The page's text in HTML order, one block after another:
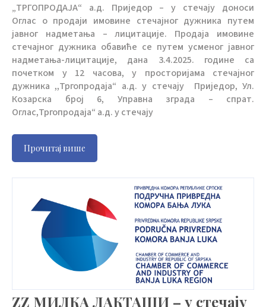
„ТРГОПРОДАЈА“ а.д. Приједор – у стечају доноси
Оглас о продаји имовине стечајног дужника путем
јавног надметања – лицитације. Продаја имовине
стечајног дужника обавиће се путем усменог јавног
надметања-лицитације, дана 3.4.2025. године са
почетком у 12 часова, у просторијама стечајног
дужника ,,Тргопродаја“ а.д. у стечају Приједор, Ул.
Козарска број 6, Управна зграда – спрат.
Оглас,Тргопродаја“ а.д. у стечају
Прочитај више
ZZ МИЛКА ЛАКТАШИ – у стечају